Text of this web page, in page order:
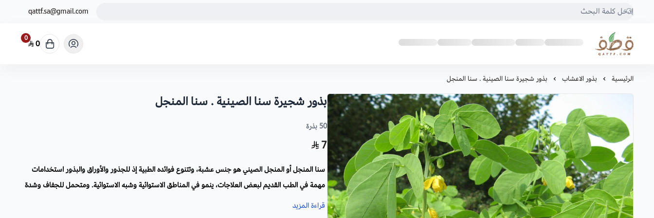
qattf.sa@gmail.com
متجر قطف للبذور
0
0
الرئيسية بذور الاعشاب بذور شجيرة سنا الصينية . سنا المنجل
بذور شجيرة سنا الصينية . سنا المنجل
50 بذرة
7
سنا المنجل أو المنجل الصيني هو جنس عشبة، وتتنوع فوائده الطبية إذ للجذور والأوراق والبذور استخدامات
مهمة في الطب القديم لبعض العلاجات، ينمو في المناطق الاستوائية وشبه الاستوائية. ومتحمل للجفاف وشدة
الرطوبة.
قراءة المزيد